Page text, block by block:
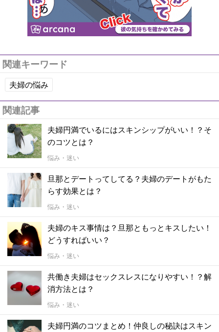
関連キーワード
夫婦の悩み
関連記事
夫婦円満でいるにはスキンシップがいい！？そ
のコツとは？
悩み・迷い
旦那とデートってしてる？夫婦のデートがもた
らす効果とは？
悩み・迷い
夫婦のキス事情は？旦那ともっとキスしたい！
どうすればいい？
悩み・迷い
共働き夫婦はセックスレスになりやすい！？解
消方法とは？
悩み・迷い
夫婦円満のコツまとめ！仲良しの秘訣はスキン